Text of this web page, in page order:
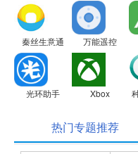
秦丝生意通 万能遥控
光环助手 Xbox
热门专题推荐